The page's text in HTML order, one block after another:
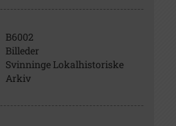
B6002
Billeder
Svinninge Lokalhistoriske
Arkiv